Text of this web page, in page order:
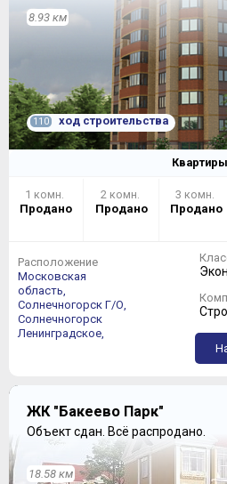
8.93 км
110 ход строительства
Квартиры
1 комн.
Продано
2 комн.
Продано
3 комн.
Продано
Расположение
Московская
область,
Солнечногорск Г/О,
Солнечногорск
Ленинградское,
ЖК "Бакеево Парк"
Объект сдан. Всё распродано.
18.58 км